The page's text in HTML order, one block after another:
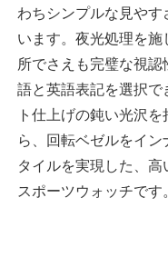
わちシンプルな見や
います。夜光処理を
所でさえも完璧な視
語と英語表記を選択で
ト仕上げの鈍い光沢
ら、回転ベゼルをイ
タイルを実現した、
スポーツウォッチです